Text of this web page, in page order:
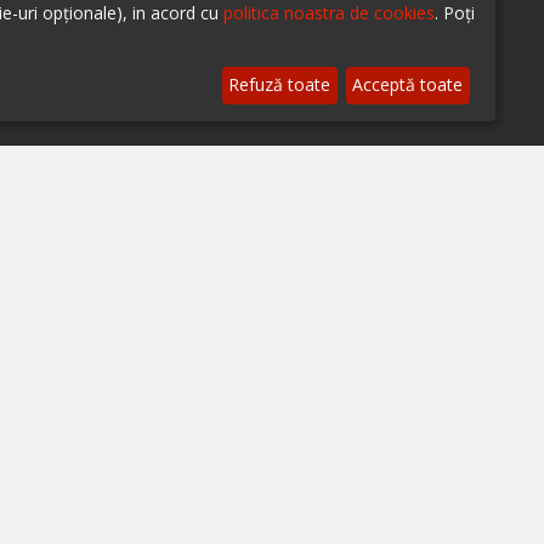
uri opționale), in acord cu politica noastra de cookies. Poți
Refuză toate Acceptă toate